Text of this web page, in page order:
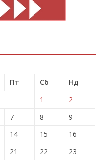
Пт Сб
Нд
1
2
7 8
9
14 15
16
21 22
23